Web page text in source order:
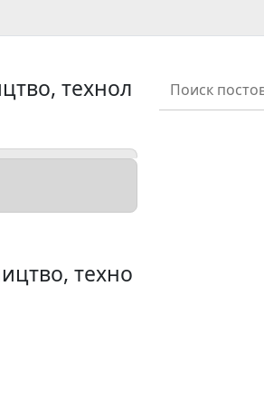
технол
техно